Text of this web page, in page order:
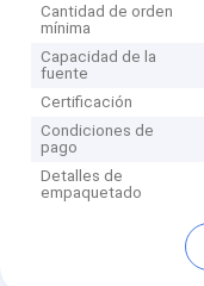
Cantidad de orden
mínima
Capacidad de la
fuente
Certificación
Condiciones de
pago
Detalles de
empaquetado